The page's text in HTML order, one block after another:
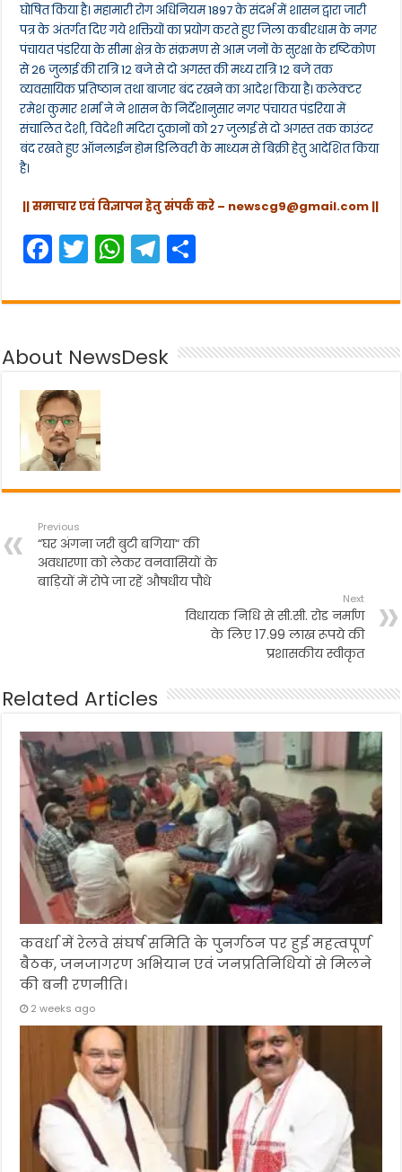
घोषित किया है। महामारी रोग अधिनियम 1897 के संदर्भ में शासन द्वारा जारी
पत्र के अंतर्गत दिए गये शक्तियों का प्रयोग करते हुए जिला कबीरधाम के नगर
पंचायत पंडरिया के सीमा क्षेत्र के संक्रमण से आम जनों के सुरक्षा के दृष्टिकोण
से 26 जुलाई की रात्रि 12 बजे से दो अगस्त की मध्य रात्रि 12 बजे तक
व्यवसायिक प्रतिष्ठान तथा बाजार बंद रखने का आदेश किया है। कलेक्टर
रमेश कुमार शर्मा ने ने शासन के निर्देशानुसार नगर पंचायत पंडरिया में
संचालित देशी, विदेशी मदिरा दुकानों को 27 जुलाई से दो अगस्त तक काउंटर
बंद रखते हुए ऑनलाईन होम डिलिवरी के माध्यम से बिक्री हेतु आदेशित किया
है।
|| समाचार एवं विज्ञापन हेतु संपर्क करे – newscg9@gmail.com ||
F
a
c
b
o
o
k
T
w
itt
W
h
a
A
T
el
e
a
ar
About NewsDesk
Previous
“घर अंगना जरी बुटी बगिया“ की
अवधारणा को लेकर वनवासियों के
बाड़ियों में रोपे जा रहें औषधीय पौधे
Next
विधायक निधि से सी.सी. रोड नर्माण
के लिए 17.99 लाख रूपये की
प्रशासकीय स्वीकृत
Related Articles
कवर्धा में रेलवे संघर्ष समिति के पुनर्गठन पर हुई महत्वपूर्ण
बैठक, जनजागरण अभियान एवं जनप्रतिनिधियों से मिलने
की बनी रणनीति।
2 weeks ago